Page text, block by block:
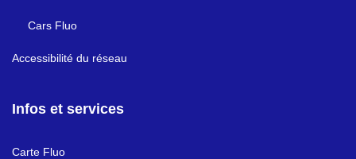
Cars Fluo
Accessibilité du réseau
Infos et services
Carte Fluo